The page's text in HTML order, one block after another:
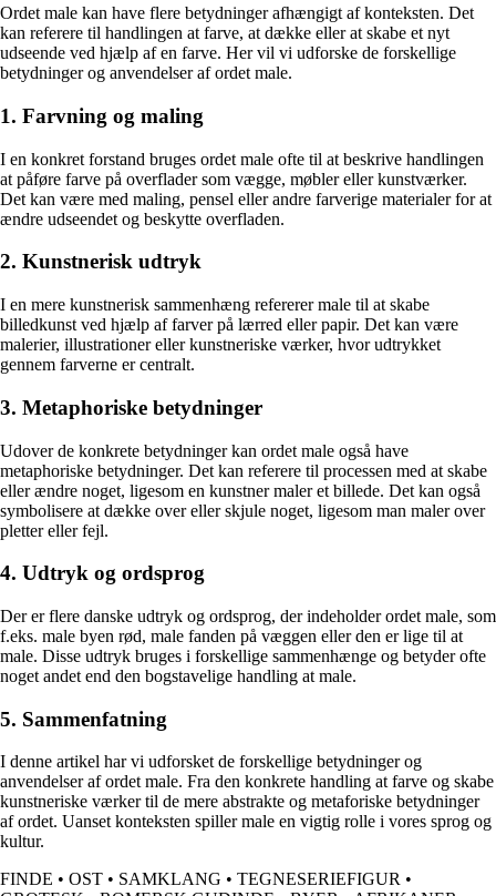
Ordet male kan have flere betydninger afhængigt af konteksten. Det
kan referere til handlingen at farve, at dække eller at skabe et nyt
udseende ved hjælp af en farve. Her vil vi udforske de forskellige
betydninger og anvendelser af ordet male.
1. Farvning og maling
I en konkret forstand bruges ordet male ofte til at beskrive handlingen
at påføre farve på overflader som vægge, møbler eller kunstværker.
Det kan være med maling, pensel eller andre farverige materialer for at
ændre udseendet og beskytte overfladen.
2. Kunstnerisk udtryk
I en mere kunstnerisk sammenhæng refererer male til at skabe
billedkunst ved hjælp af farver på lærred eller papir. Det kan være
malerier, illustrationer eller kunstneriske værker, hvor udtrykket
gennem farverne er centralt.
3. Metaphoriske betydninger
Udover de konkrete betydninger kan ordet male også have
metaphoriske betydninger. Det kan referere til processen med at skabe
eller ændre noget, ligesom en kunstner maler et billede. Det kan også
symbolisere at dække over eller skjule noget, ligesom man maler over
pletter eller fejl.
4. Udtryk og ordsprog
Der er flere danske udtryk og ordsprog, der indeholder ordet male, som
f.eks. male byen rød, male fanden på væggen eller den er lige til at
male. Disse udtryk bruges i forskellige sammenhænge og betyder ofte
noget andet end den bogstavelige handling at male.
5. Sammenfatning
I denne artikel har vi udforsket de forskellige betydninger og
anvendelser af ordet male. Fra den konkrete handling at farve og skabe
kunstneriske værker til de mere abstrakte og metaforiske betydninger
af ordet. Uanset konteksten spiller male en vigtig rolle i vores sprog og
kultur.
FINDE • OST • SAMKLANG • TEGNESERIEFIGUR •